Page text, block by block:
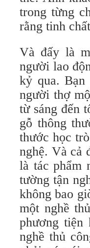
trong từng
rằng tinh
Và đấy là
người lao
kỷ qua. Bạn
người thợ
từ sáng đến
gỗ thông
thước học
nghệ. Và cả
là tác phẩm
tường tận
không bao
một nghề
phương
nghề thủ